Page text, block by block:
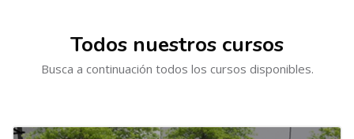
Todos nuestros cursos
Busca a continuación todos los cursos disponibles.